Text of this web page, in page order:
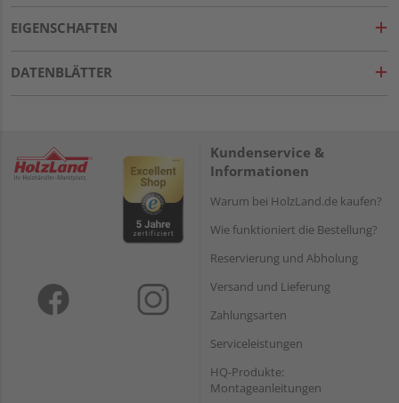
EIGENSCHAFTEN
DATENBLÄTTER
Kundenservice &
Informationen
Warum bei HolzLand.de kaufen?
Wie funktioniert die Bestellung?
Reservierung und Abholung
Versand und Lieferung
Zahlungsarten
Serviceleistungen
HQ-Produkte:
Montageanleitungen